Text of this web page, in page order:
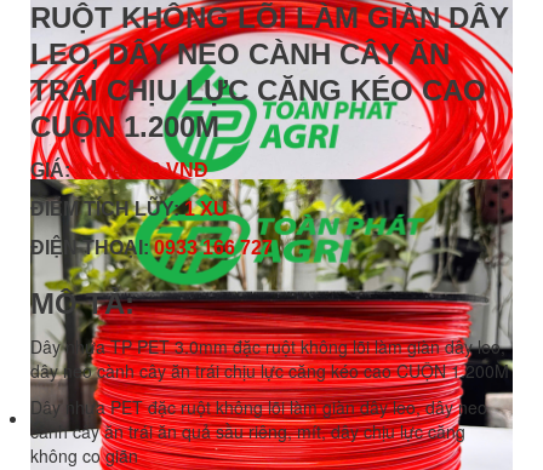
RUỘT KHÔNG LÕI LÀM GIÀN DÂY
LEO, DÂY NEO CÀNH CÂY ĂN
TRÁI CHỊU LỰC CĂNG KÉO CAO
CUỘN 1.200M
GIÁ:1.474.000 VNĐ
ĐIỂM TÍCH LŨY:1 XU
ĐIỆN THOẠI:0933 166 727
MÔ TẢ:
Dây nhựa TP PET 3.0mm đặc ruột không lõi làm giàn dây leo,
dây neo cành cây ăn trái chịu lực căng kéo cao CUỘN 1.200M
Dây nhựa PET đặc ruột không lõi làm giàn dây leo, dây neo
cành cây ăn trái ăn quả sầu riêng, mít, dây chịu lực căng
không co giãn